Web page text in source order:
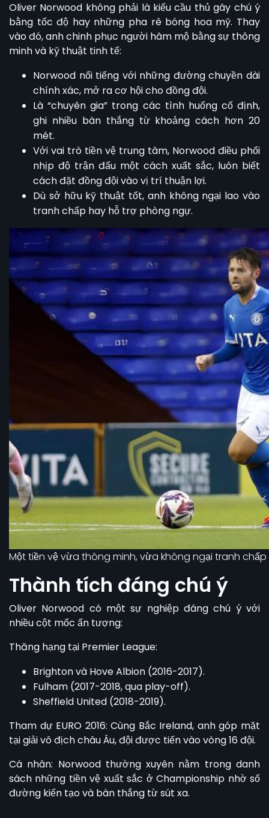
Oliver Norwood không phải là kiểu cầu thủ gây chú ý
bằng tốc độ hay những pha rê bóng hoa mỹ. Thay
vào đó, anh chinh phục người hâm mộ bằng sự thông
minh và kỹ thuật tinh tế:
Norwood nổi tiếng với những đường chuyền dài
chính xác, mở ra cơ hội cho đồng đội.
Là “chuyên gia” trong các tình huống cố định,
ghi nhiều bàn thắng từ khoảng cách hơn 20
mét.
Với vai trò tiền vệ trung tâm, Norwood điều phối
nhịp độ trận đấu một cách xuất sắc, luôn biết
cách đặt đồng đội vào vị trí thuận lợi.
Dù sở hữu kỹ thuật tốt, anh không ngại lao vào
tranh chấp hay hỗ trợ phòng ngự.
Một tiền vệ vừa thông minh, vừa không ngại tranh chấp
Thành tích đáng chú ý
Oliver Norwood có một sự nghiệp đáng chú ý với
nhiều cột mốc ấn tượng:
Thăng hạng tại Premier League:
Brighton và Hove Albion (2016-2017).
Fulham (2017-2018, qua play-off).
Sheffield United (2018-2019).
Tham dự EURO 2016: Cùng Bắc Ireland, anh góp mặt
tại giải vô địch châu Âu, đội được tiến vào vòng 16 đội.
Cá nhân: Norwood thường xuyên nằm trong danh
sách những tiền vệ xuất sắc ở Championship nhờ số
đường kiến tạo và bàn thắng từ sút xa.